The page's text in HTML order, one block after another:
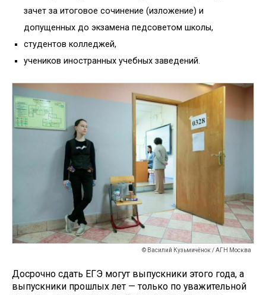
зачет за итоговое сочинение (изложение) и
допущенных до экзамена педсоветом школы,
студентов колледжей,
учеников иностранных учебных заведений.
© Василий Кузьмичёнок / АГН Москва
Досрочно сдать ЕГЭ могут выпускники этого года, а
выпускники прошлых лет — только по уважительной